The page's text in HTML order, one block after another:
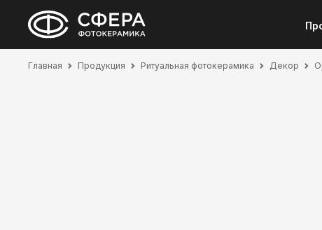
Главная Продукция Ритуальная фотокерамика Декор